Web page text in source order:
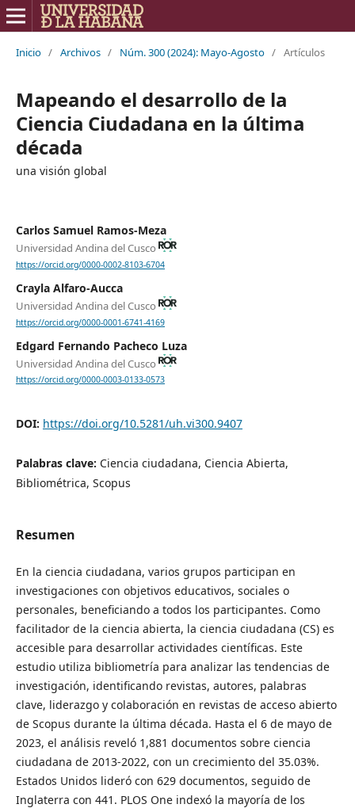
Inicio / Archivos / Núm. 300 (2024): Mayo-Agosto / Artículos
Mapeando el desarrollo de la
Ciencia Ciudadana en la última
década
una visión global
Carlos Samuel Ramos-Meza
Universidad Andina del Cusco
https://orcid.org/0000-0002-8103-6704
Crayla Alfaro-Aucca
Universidad Andina del Cusco
https://orcid.org/0000-0001-6741-4169
Edgard Fernando Pacheco Luza
Universidad Andina del Cusco
https://orcid.org/0000-0003-0133-0573
DOI: https://doi.org/10.5281/uh.vi300.9407
Palabras clave: Ciencia ciudadana, Ciencia Abierta,
Bibliométrica, Scopus
Resumen
En la ciencia ciudadana, varios grupos participan en
investigaciones con objetivos educativos, sociales o
personales, beneficiando a todos los participantes. Como
facilitador de la ciencia abierta, la ciencia ciudadana (CS) es
accesible para desarrollar actividades científicas. Este
estudio utiliza bibliometría para analizar las tendencias de
investigación, identificando revistas, autores, palabras
clave, liderazgo y colaboración en revistas de acceso abierto
de Scopus durante la última década. Hasta el 6 de mayo de
2023, el análisis reveló 1,881 documentos sobre ciencia
ciudadana de 2013-2022, con un crecimiento del 35.03%.
Estados Unidos lideró con 629 documentos, seguido de
Inglaterra con 441. PLOS One indexó la mayoría de los